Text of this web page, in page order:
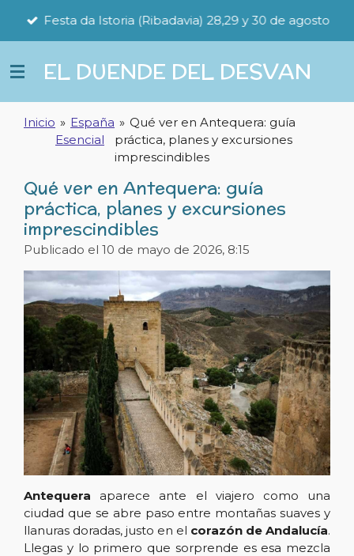
principal
Festa da Istoria (Ribadavia) 28,29 y 30 de agosto
EL DUENDE DEL DESVAN
Inicio » España
Esencial
» Qué ver en Antequera: guía
práctica, planes y excursiones
imprescindibles
Qué ver en Antequera: guía
práctica, planes y excursiones
imprescindibles
Publicado el 10 de mayo de 2026, 8:15
Antequera aparece ante el viajero como una
ciudad que se abre paso entre montañas suaves y
llanuras doradas, justo en el corazón de Andalucía.
Llegas y lo primero que sorprende es esa mezcla